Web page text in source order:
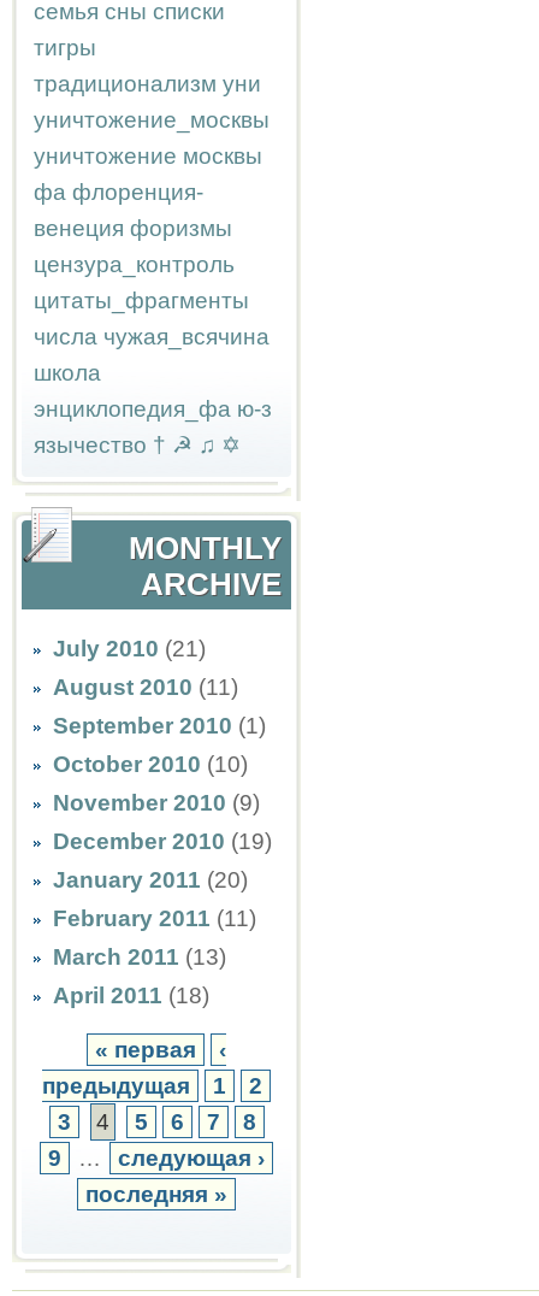
семья сны списки
тигры
традиционализм уни
уничтожение_москвы
уничтожение москвы
фа флоренция-
венеция форизмы
цензура_контроль
цитаты_фрагменты
числа чужая_всячина
школа
энциклопедия_фа ю-з
язычество † ☭ ♫ ✡
MONTHLY
ARCHIVE
July 2010 (21)
August 2010 (11)
September 2010 (1)
October 2010 (10)
November 2010 (9)
December 2010 (19)
January 2011 (20)
February 2011 (11)
March 2011 (13)
April 2011 (18)
« первая
‹
предыдущая
1
2
3
4 5 6 7
8
9
…
следующая ›
последняя »